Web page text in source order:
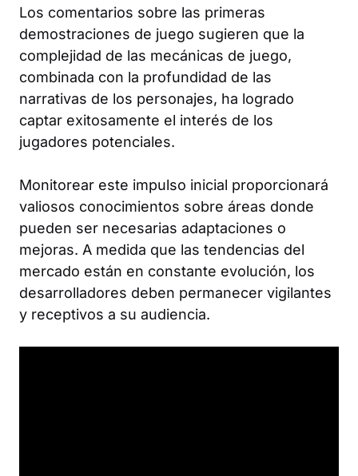
Los comentarios sobre las primeras
demostraciones de juego sugieren que la
complejidad de las mecánicas de juego,
combinada con la profundidad de las
narrativas de los personajes, ha logrado
captar exitosamente el interés de los
jugadores potenciales.
Monitorear este impulso inicial proporcionará
valiosos conocimientos sobre áreas donde
pueden ser necesarias adaptaciones o
mejoras. A medida que las tendencias del
mercado están en constante evolución, los
desarrolladores deben permanecer vigilantes
y receptivos a su audiencia.